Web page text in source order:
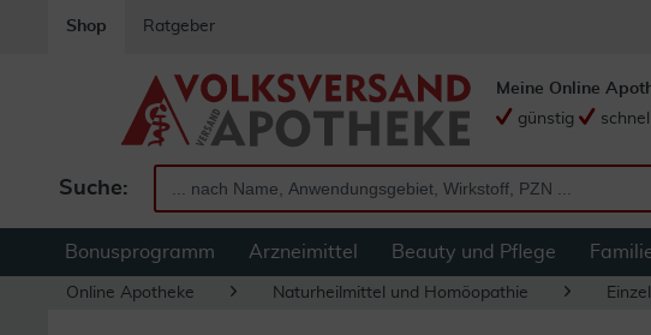
Shop Ratgeber
Suche:
Meine Online
günstig
schnell
Bonusprogramm Arzneimittel Beauty und Pflege
Online Apotheke Naturheilmittel und Homöopathie